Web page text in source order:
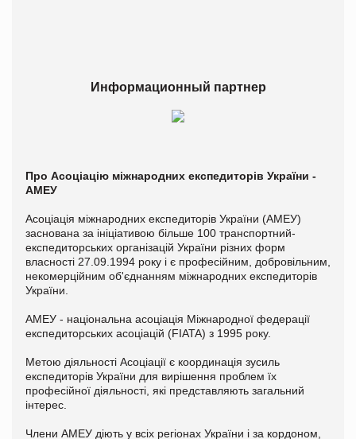
Информационный партнер
Про Асоціацію міжнародних експедиторів України -
АМЕУ
Асоціація міжнародних експедиторів України (АМЕУ)
заснована за ініціативою більше 100 транспортний-
експедиторських організацій України різних форм
власності 27.09.1994 року і є професійним, добровільним,
некомерційним об'єднанням міжнародних експедиторів
України.
АМЕУ - національна асоціація Міжнародної федерації
експедиторських асоціацій (FIATA) з 1995 року.
Метою діяльності Асоціації є координація зусиль
експедиторів України для вирішення проблем їх
професійної діяльності, які представляють загальний
інтерес.
Члени АМЕУ діють у всіх регіонах України і за кордоном,